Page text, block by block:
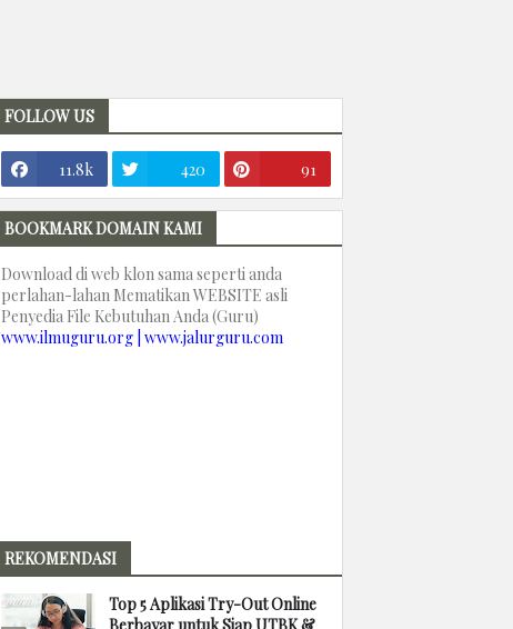
FOLLOW US
11.8k 420 91
BOOKMARK DOMAIN KAMI
Download di web klon sama seperti anda
perlahan-lahan Mematikan WEBSITE asli
Penyedia File Kebutuhan Anda (Guru)
www.ilmuguru.org | www.jalurguru.com
REKOMENDASI
Top 5 Aplikasi Try-Out Online